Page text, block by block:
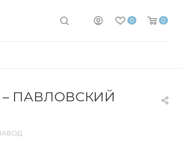
0 0
ПАВЛОВСКИЙ